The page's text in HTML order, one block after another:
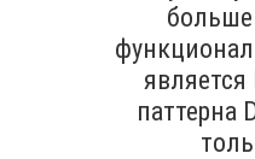
паттерна